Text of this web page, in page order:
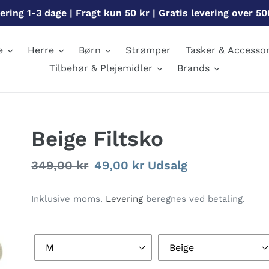
1-3 dage | Fragt kun 50 kr | Gratis levering over
Herre Børn Strømper
Tasker &
Tilbehør & Plejemidler
Brands
Beige Filtsko
Normalpris
349,00 kr Udsalgspris
49,00 kr Udsalg
Inklusive moms. Levering beregnes ved betaling.